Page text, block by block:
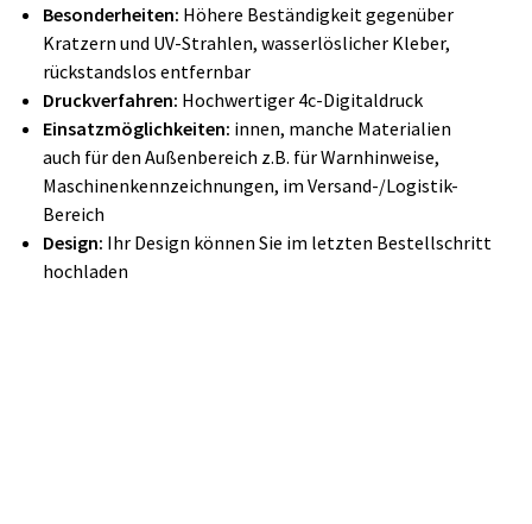
Besonderheiten: Höhere Beständigkeit gegenüber
Kratzern und UV-Strahlen, wasserlöslicher Kleber,
rückstandslos entfernbar
Druckverfahren: Hochwertiger 4c-Digitaldruck
Einsatzmöglichkeiten: innen, manche Materialien
auch für den Außenbereich z.B. für Warnhinweise,
Maschinenkennzeichnungen, im Versand-/Logistik-
Bereich
Design: Ihr Design können Sie im letzten Bestellschritt
hochladen